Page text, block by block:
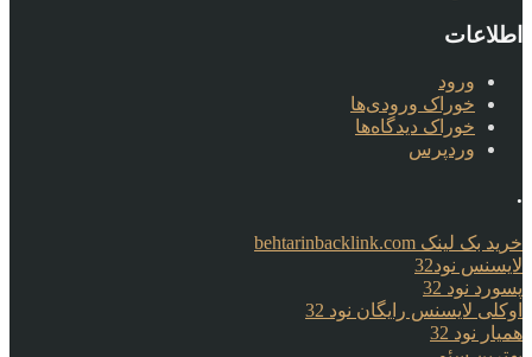
اطلاعات
ورود
خوراک ورودی‌ها
خوراک دیدگاه‌ها
وردپرس
.
خرید بک لینک behtarinbacklink.com
لایسنس نود32
پسورد نود 32
اوکلی لایسنس رایگان نود 32
همیار نود 32